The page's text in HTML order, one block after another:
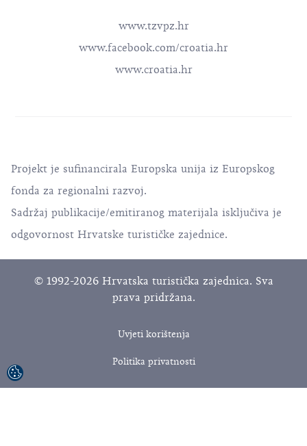
www.tzvpz.hr
www.facebook.com/croatia.hr
www.croatia.hr
Projekt je sufinancirala Europska unija iz Europskog
fonda za regionalni razvoj.
Sadržaj publikacije/emitiranog materijala isključiva je
odgovornost Hrvatske turističke zajednice.
© 1992-2026 Hrvatska turistička zajednica. Sva
prava pridržana.
Uvjeti korištenja
Politika privatnosti